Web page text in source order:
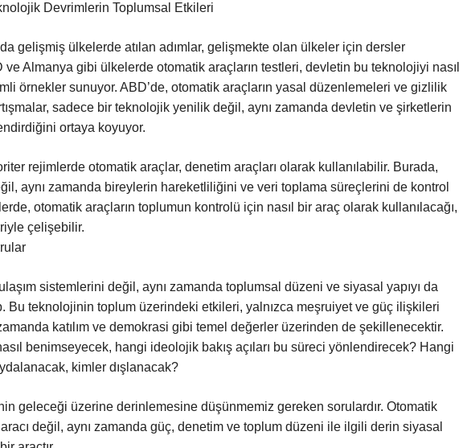
Devrimlerin Toplumsal Etkileri
gelişmiş ülkelerde atılan adımlar, gelişmekte olan ülkeler için dersler
ve Almanya gibi ülkelerde otomatik araçların testleri, devletin bu teknolojiyi nasıl
örnekler sunuyor. ABD’de, otomatik araçların yasal düzenlemeleri ve gizlilik
sadece bir teknolojik yenilik değil, aynı zamanda devletin ve şirketlerin
ortaya koyuyor.
rejimlerde otomatik araçlar, denetim araçları olarak kullanılabilir. Burada,
aynı zamanda bireylerin hareketliliğini ve veri toplama süreçlerini de kontrol
otomatik araçların toplumun kontrolü için nasıl bir araç olarak kullanılacağı,
çelişebilir.
sistemlerini değil, aynı zamanda toplumsal düzeni ve siyasal yapıyı da
Bu teknolojinin toplum üzerindeki etkileri, yalnızca meşruiyet ve güç ilişkileri
katılım ve demokrasi gibi temel değerler üzerinden de şekillenecektir.
benimseyecek, hangi ideolojik bakış açıları bu süreci yönlendirecek? Hangi
kimler dışlanacak?
geleceği üzerine derinlemesine düşünmemiz gereken sorulardır. Otomatik
değil, aynı zamanda güç, denetim ve toplum düzeni ile ilgili derin siyasal